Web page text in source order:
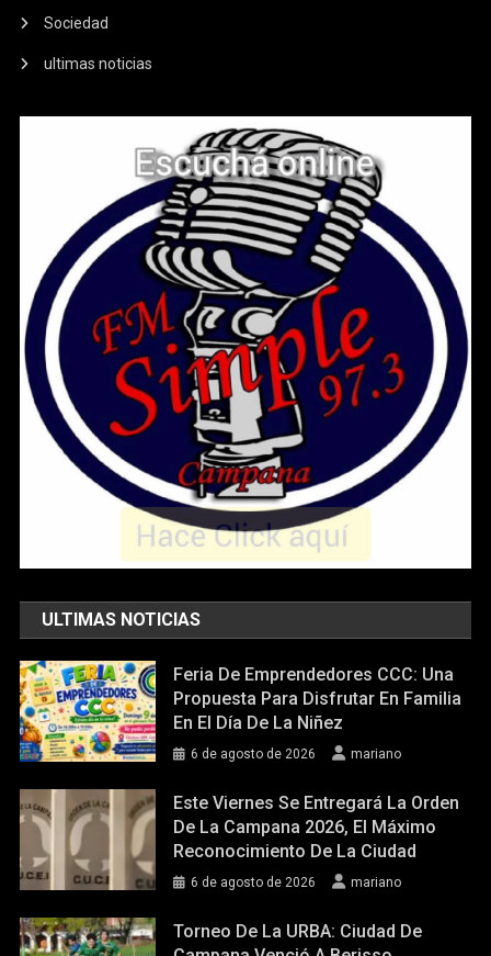
Sociedad
ultimas noticias
ULTIMAS NOTICIAS
Feria De Emprendedores CCC: Una
Propuesta Para Disfrutar En Familia
En El Día De La Niñez
6 de agosto de 2026 mariano
Este Viernes Se Entregará La Orden
De La Campana 2026, El Máximo
Reconocimiento De La Ciudad
6 de agosto de 2026 mariano
Torneo De La URBA: Ciudad De